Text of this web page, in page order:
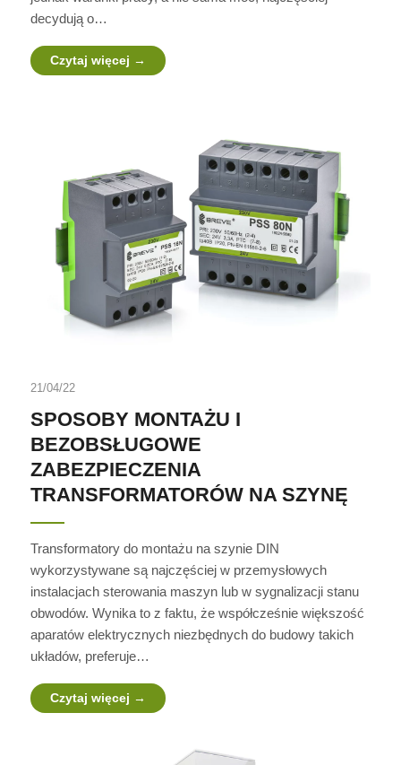
decydują o…
Czytaj więcej
21/04/22
SPOSOBY MONTAŻU I
BEZOBSŁUGOWE
ZABEZPIECZENIA
TRANSFORMATORÓW NA SZYNĘ
Transformatory do montażu na szynie DIN
wykorzystywane są najczęściej w przemysłowych
instalacjach sterowania maszyn lub w sygnalizacji stanu
obwodów. Wynika to z faktu, że współcześnie większość
aparatów elektrycznych niezbędnych do budowy takich
układów, preferuje…
Czytaj więcej